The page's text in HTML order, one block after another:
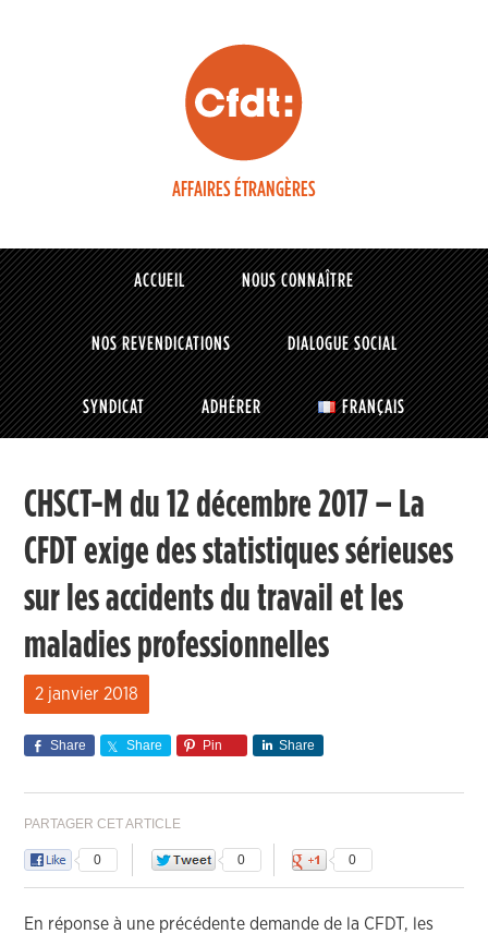
AFFAIRES ÉTRANGÈRES
ACCUEIL NOUS CONNAÎTRE
NOS REVENDICATIONS DIALOGUE SOCIAL
SYNDICAT ADHÉRER FRANÇAIS
CHSCT-M du 12 décembre 2017 – La
CFDT exige des statistiques sérieuses
sur les accidents du travail et les
maladies professionnelles
2 janvier 2018
Share Share Pin Share
PARTAGER CET ARTICLE
0 0 0
En réponse à une précédente demande de la CFDT, les